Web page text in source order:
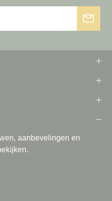
aanbevelingen en